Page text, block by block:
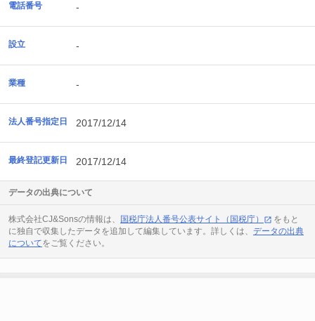
電話番号 -
設立 -
業種 -
法人番号指定日 2017/12/14
最終登記更新日 2017/12/14
データの出典について
株式会社CJ&Sonsの情報は、 国税庁法人番号公表サイト（国税庁）
をもと
に独自で収集したデータを追加して編集しています。詳しくは、 データの出典
についてをご覧ください。